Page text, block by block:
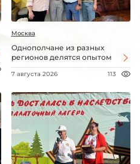
Москва
Однополчане из разных
регионов делятся опытом
7 августа 2026 113